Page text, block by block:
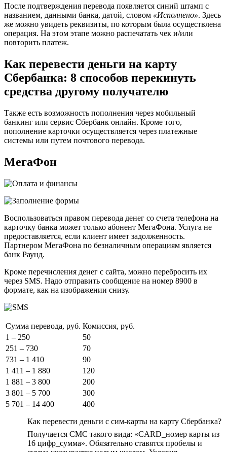
После подтверждения перевода появляется синий штамп с
названием, данными банка, датой, словом «Исполнено». Здесь
же можно увидеть реквизиты, по которым была осуществлена
операция. На этом этапе можно распечатать чек и/или
повторить платеж.
Как перевести деньги на карту
Сбербанка: 8 способов перекинуть
средства другому получателю
Также есть возможность пополнения через мобильный
банкинг или сервис Сбербанк онлайн. Кроме того,
пополнение карточки осуществляется через платежные
системы или путем почтового перевода.
МегаФон
Воспользоваться правом перевода денег со счета телефона на
карточку банка может только абонент МегаФона. Услуга не
предоставляется, если клиент имеет задолженность.
Партнером МегаФона по безналичным операциям является
банк Раунд.
Кроме перечисления денег с сайта, можно перебросить их
через SMS. Надо отправить сообщение на номер 8900 в
формате, как на изображении снизу.
Сумма перевода, руб. Комиссия, руб.
1 – 250
50
251 – 730
70
731 – 1 410
90
1 411 – 1 880
120
1 881 – 3 800
200
3 801 – 5 700
300
5 701 – 14 400
400
Как перевести деньги с сим-карты на карту Сбербанка?
Получается СМС такого вида: «CARD_номер карты из
16 цифр_сумма». Обязательно ставятся пробелы и